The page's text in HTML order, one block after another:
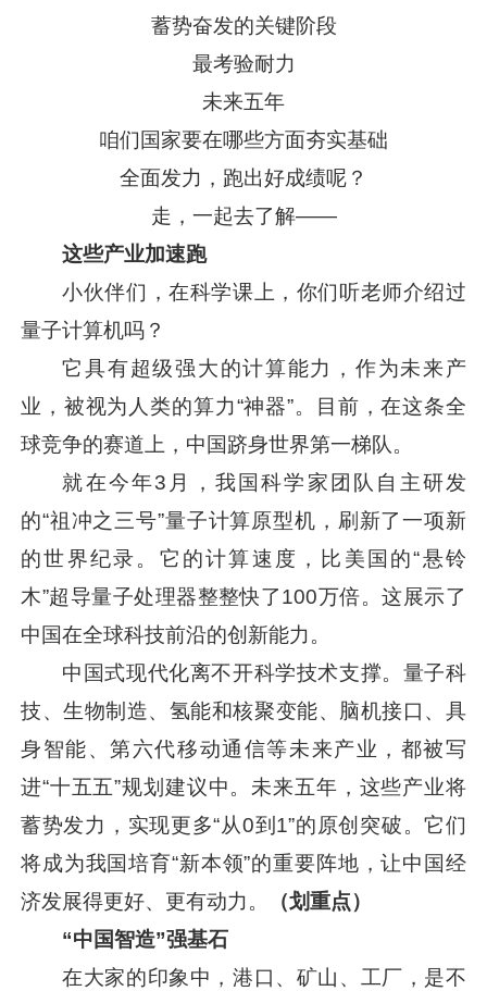
蓄势奋发的关键阶段
最考验耐力
未来五年
咱们国家要在哪些方面夯实基础
全面发力，跑出好成绩呢？
走，一起去了解——
这些产业加速跑
小伙伴们，在科学课上，你们听老师介绍过
量子计算机吗？
它具有超级强大的计算能力，作为未来产
业，被视为人类的算力“神器”。目前，在这条全
球竞争的赛道上，中国跻身世界第一梯队。
就在今年3月，我国科学家团队自主研发
的“祖冲之三号”量子计算原型机，刷新了一项新
的世界纪录。它的计算速度，比美国的“悬铃
木”超导量子处理器整整快了100万倍。这展示了
中国在全球科技前沿的创新能力。
中国式现代化离不开科学技术支撑。量子科
技、生物制造、氢能和核聚变能、脑机接口、具
身智能、第六代移动通信等未来产业，都被写
进“十五五”规划建议中。未来五年，这些产业将
蓄势发力，实现更多“从0到1”的原创突破。它们
将成为我国培育“新本领”的重要阵地，让中国经
济发展得更好、更有动力。
（划重点）
“中国智造”强基石
在大家的印象中，港口、矿山、工厂，是不